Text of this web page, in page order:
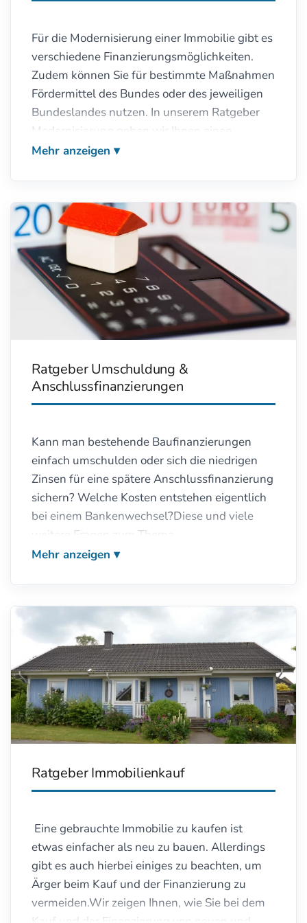
Für die Modernisierung einer Immobilie gibt es
verschiedene Finanzierungsmöglichkeiten.
Zudem können Sie für bestimmte Maßnahmen
Fördermittel des Bundes oder des jeweiligen
Bundeslandes nutzen. In unserem Ratgeber
Modernisierung geben wir Ihnen einen
Überblick über die verschiedenen Förder- und
Viele unserer Kooperationspartner sind
übrigens zertifizierte Modernisierungs- und
Fördermittelberater(innen). Wir wissen also,
wovon wir sprechen und helfen Ihnen, Ihr
Modernisierungsvorhaben mit System
anzugehen.
>>Tipps und Infos zum Therma
Modernisierung>>
Häufig gelesene Artikel in dieser Rubrik:
Fakten schaffen: unser individueller
Günstige Modernisierungsdarlehen ohne
Grundschuldeintrag!
So fördert der Staat der
Heizungsaustausch!
Mehr anzeigen
Ratgeber Umschuldung &
Anschlussfinanzierungen
Kann man bestehende Baufinanzierungen
einfach umschulden oder sich die niedrigen
Zinsen für eine spätere Anschlussfinanzierung
sichern? Welche Kosten entstehen eigentlich
bei einem Bankenwechsel?Diese und viele
weitere Fragen zum Thema
Anschlussfinanzierung und Forwarddarlehen
>>Tipps und Infos zum Thema Umschuldung
& Anschlussfinanzierung>>
Häufig gelesene Artikel in dieser Rubrik:
>>So werden Sie ihren teuren Dispokredit
wieder los!>>
Mehr anzeigen
Ratgeber Immobilienkauf
Eine gebrauchte Immobilie zu kaufen ist
etwas einfacher als neu zu bauen. Allerdings
gibt es auch hierbei einiges zu beachten, um
Ärger beim Kauf und der Finanzierung zu
vermeiden.Wir zeigen Ihnen, wie Sie bei dem